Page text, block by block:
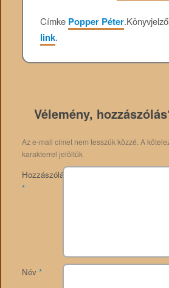
Címke Popper Péter.
link.
Vélemény,
Az e-mail címet nem tesszük közzé. A
karakterrel jelöltük
Hozzászólás
*
Név *